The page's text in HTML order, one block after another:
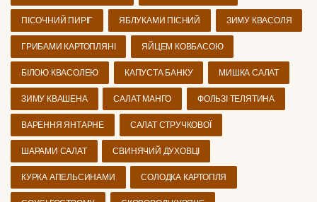
ПІСОЧНИЙ ПИРІГ ЯБЛУКАМИ ПІСНИЙ ЗИМУ КВАСОЛЯ
ГРИБАМИ КАРТОПЛЯНІ ЯЙЦЕМ КОВБАСОЮ
БІЛОЮ КВАСОЛЕЮ КАПУСТА БАНКУ МИШКА САЛАТ
ЗИМУ КВАШЕНА САЛАТ МАНГО ФОЛЬЗІ ТЕЛЯТИНА
ВАРЕННЯ ЯНТАРНЕ САЛАТ СТРУЧКОВОЇ
ШАРАМИ САЛАТ СВИНЯЧИЙ ДУХОВЦІ
КУРКА АПЕЛЬСИНАМИ СОЛОДКА КАРТОПЛЯ